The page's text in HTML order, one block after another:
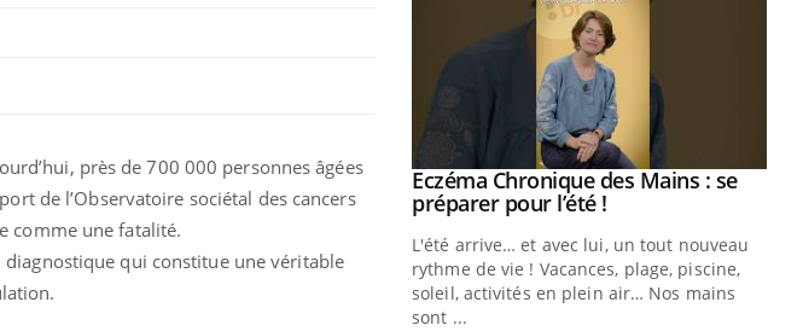
près de 700 000 personnes âgées
de l’Observatoire sociétal des cancers
comme une fatalité.
qui constitue une véritable
rend
Youtube
Insuline & Charge mentale : et si on
osait en parler??Youtube
reste entourée d'idées reçues chez les
patients comme parfois chez les soignants.
Youtube
Eczéma Chronique des Mains : se
préparer pour l’été !Youtube
L'été arrive… et avec lui, un tout nouveau
rythme de vie ! Vacances, plage, piscine,
soleil, activités en plein air… Nos mains
sont ...